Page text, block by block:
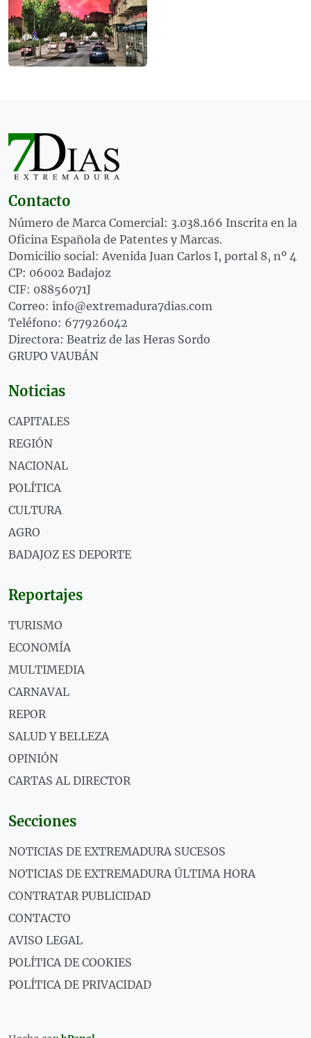
Contacto
Número de Marca Comercial: 3.038.166 Inscrita en la
Oficina Española de Patentes y Marcas.
Domicilio social: Avenida Juan Carlos I, portal 8, nº 4
CP: 06002 Badajoz
CIF: 08856071J
Correo: info@extremadura7dias.com
Teléfono: 677926042
Directora: Beatriz de las Heras Sordo
GRUPO VAUBÁN
Noticias
CAPITALES
REGIÓN
NACIONAL
POLÍTICA
CULTURA
AGRO
BADAJOZ ES DEPORTE
Reportajes
TURISMO
ECONOMÍA
MULTIMEDIA
CARNAVAL
REPOR
SALUD Y BELLEZA
OPINIÓN
CARTAS AL DIRECTOR
Secciones
NOTICIAS DE EXTREMADURA SUCESOS
NOTICIAS DE EXTREMADURA ÚLTIMA HORA
CONTRATAR PUBLICIDAD
CONTACTO
AVISO LEGAL
POLÍTICA DE COOKIES
POLÍTICA DE PRIVACIDAD